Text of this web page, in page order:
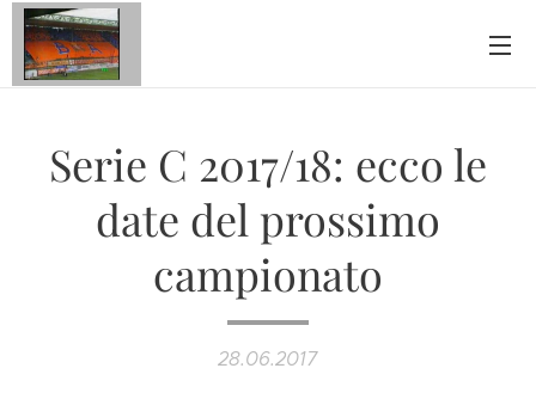
Serie C 2017/18: ecco le
date del prossimo
campionato
28.06.2017